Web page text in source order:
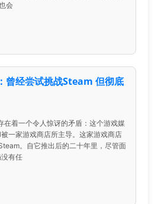
会
曾经尝试挑战Steam 但彻底
在着一个令人惊讶的矛盾：这个游戏媒
一家游戏商店所主导。这家游戏商店
。自它推出后的二十年里，尽管面
有任